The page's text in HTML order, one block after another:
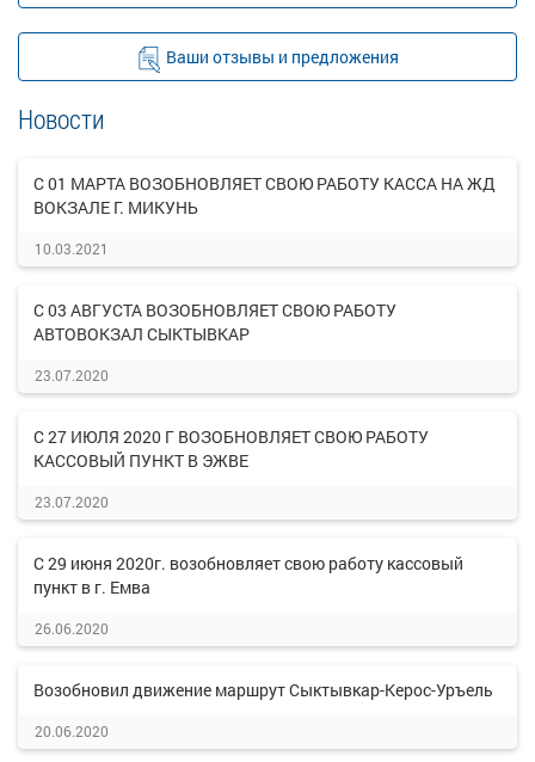
Ваши отзывы и предложения
Новости
С 01 МАРТА ВОЗОБНОВЛЯЕТ СВОЮ РАБОТУ КАССА НА ЖД
ВОКЗАЛЕ Г. МИКУНЬ
10.03.2021
С 03 АВГУСТА ВОЗОБНОВЛЯЕТ СВОЮ РАБОТУ
АВТОВОКЗАЛ СЫКТЫВКАР
23.07.2020
С 27 ИЮЛЯ 2020 Г ВОЗОБНОВЛЯЕТ СВОЮ РАБОТУ
КАССОВЫЙ ПУНКТ В ЭЖВЕ
23.07.2020
С 29 июня 2020г. возобновляет свою работу кассовый
пункт в г. Емва
26.06.2020
Возобновил движение маршрут Сыктывкар-Керос-Уръель
20.06.2020